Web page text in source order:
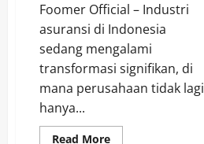
Foomer Official – Industri
asuransi di Indonesia
sedang mengalami
transformasi signifikan, di
mana perusahaan tidak lagi
hanya...
Read MoreRead